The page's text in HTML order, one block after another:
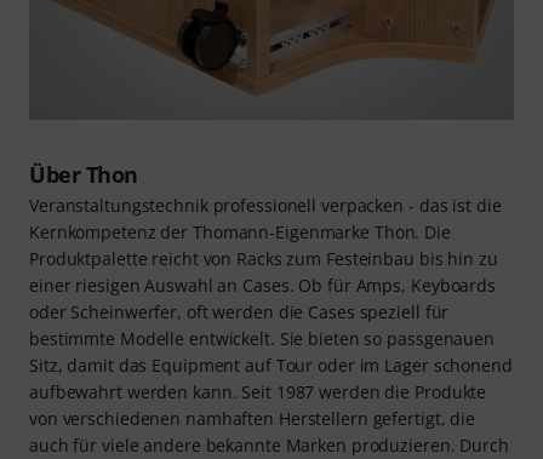
Über Thon
Veranstaltungstechnik professionell verpacken - das ist die
Kernkompetenz der Thomann-Eigenmarke Thon. Die
Produktpalette reicht von Racks zum Festeinbau bis hin zu
einer riesigen Auswahl an Cases. Ob für Amps, Keyboards
oder Scheinwerfer, oft werden die Cases speziell für
bestimmte Modelle entwickelt. Sie bieten so passgenauen
Sitz, damit das Equipment auf Tour oder im Lager schonend
aufbewahrt werden kann. Seit 1987 werden die Produkte
von verschiedenen namhaften Herstellern gefertigt, die
auch für viele andere bekannte Marken produzieren. Durch